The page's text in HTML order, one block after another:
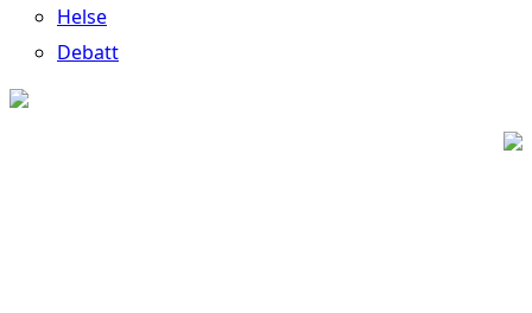
Helse
Debatt